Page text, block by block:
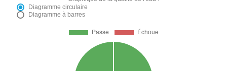
Diagramme circulaire
Diagramme à barres